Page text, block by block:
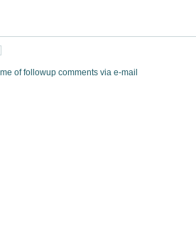
of followup comments via e-mail